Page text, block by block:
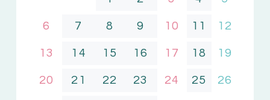
6 7 8 9 10 11 12
13 14 15 16 17 18 19
20 21 22 23 24 25 26